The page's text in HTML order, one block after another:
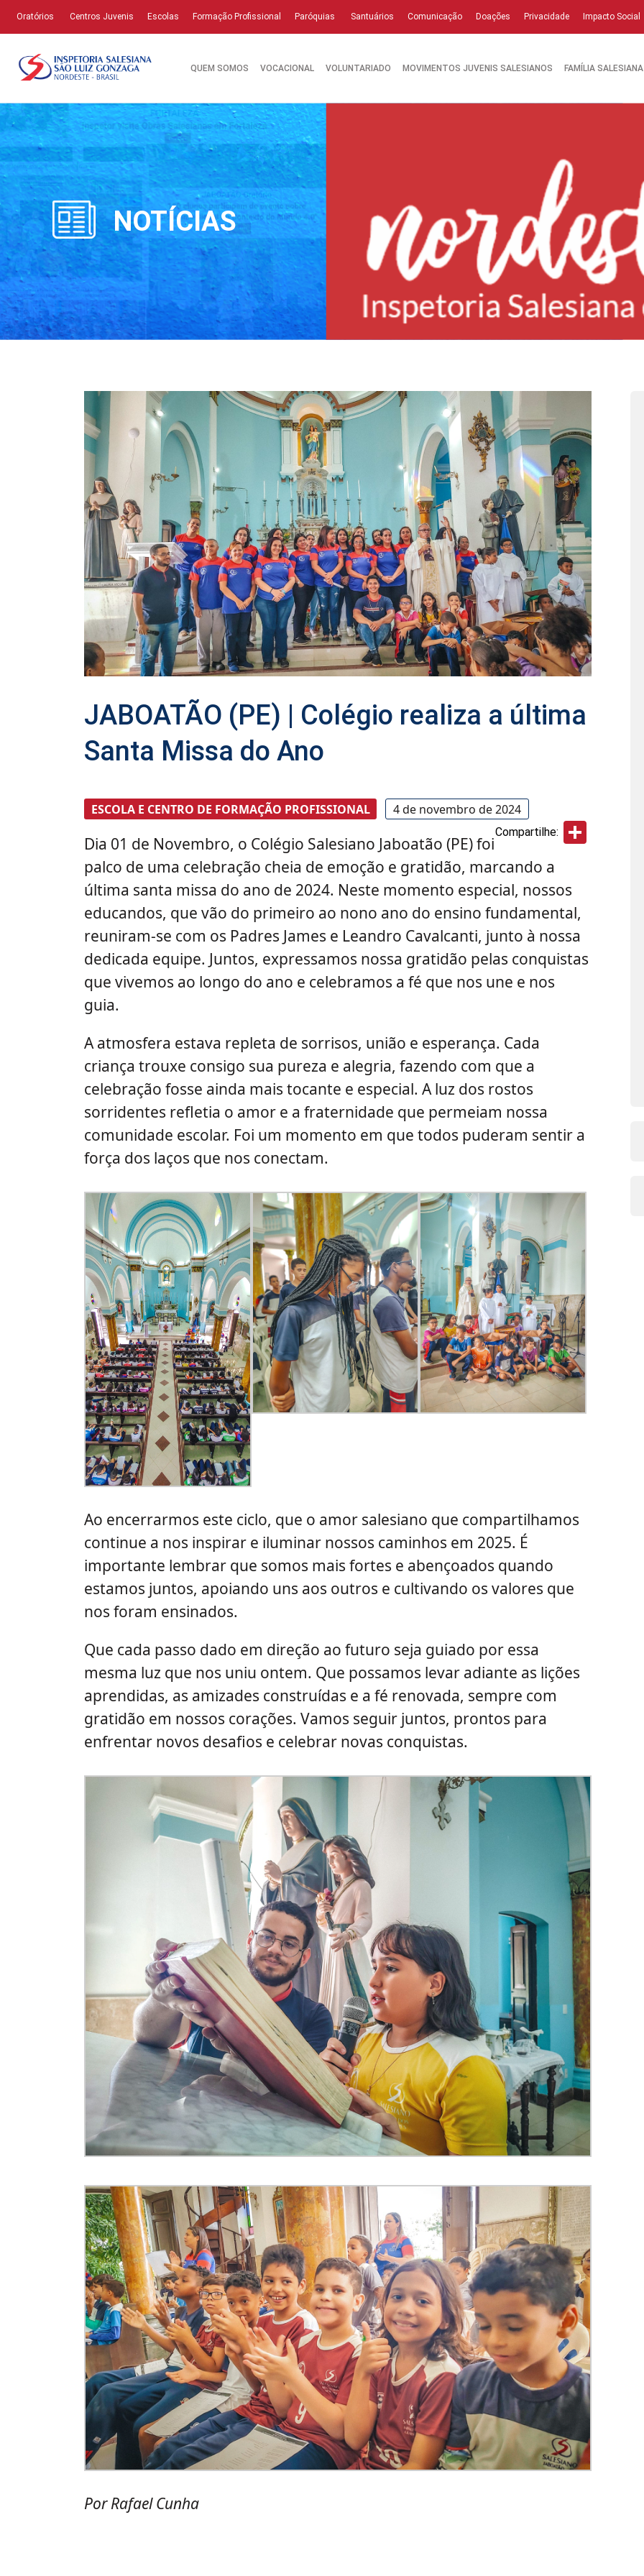
Oratórios Centros Juvenis Escolas Formação Profissional Paróquias Santuários Comunicação Doações Privacidade Impacto Social
QUEM SOMOS VOCACIONAL VOLUNTARIADO MOVIMENTOS JUVENIS SALESIANOS FAMÍLIA SALESIANA
NOTÍCIAS
JABOATÃO (PE) | Colégio realiza a última
Santa Missa do Ano
ESCOLA E CENTRO DE FORMAÇÃO PROFISSIONAL 4 de novembro de 2024
Compartilhe:
Dia 01 de Novembro, o Colégio Salesiano Jaboatão (PE) foi
palco de uma celebração cheia de emoção e gratidão, marcando a
última santa missa do ano de 2024. Neste momento especial, nossos
educandos, que vão do primeiro ao nono ano do ensino fundamental,
reuniram-se com os Padres James e Leandro Cavalcanti, junto à nossa
dedicada equipe. Juntos, expressamos nossa gratidão pelas conquistas
que vivemos ao longo do ano e celebramos a fé que nos une e nos
guia.
A atmosfera estava repleta de sorrisos, união e esperança. Cada
criança trouxe consigo sua pureza e alegria, fazendo com que a
celebração fosse ainda mais tocante e especial. A luz dos rostos
sorridentes refletia o amor e a fraternidade que permeiam nossa
comunidade escolar. Foi um momento em que todos puderam sentir a
força dos laços que nos conectam.
Ao encerrarmos este ciclo, que o amor salesiano que compartilhamos
continue a nos inspirar e iluminar nossos caminhos em 2025. É
importante lembrar que somos mais fortes e abençoados quando
estamos juntos, apoiando uns aos outros e cultivando os valores que
nos foram ensinados.
Que cada passo dado em direção ao futuro seja guiado por essa
mesma luz que nos uniu ontem. Que possamos levar adiante as lições
aprendidas, as amizades construídas e a fé renovada, sempre com
gratidão em nossos corações. Vamos seguir juntos, prontos para
enfrentar novos desafios e celebrar novas conquistas.
Por Rafael Cunha